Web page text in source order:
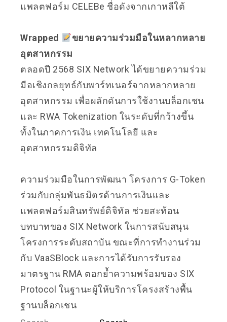
แพลตฟอร์ม CELEBe ชื่อดังจากเกาหลีใต้
Wrapped
ขยายความร่วมมือในหลากหลาย
อุตสาหกรรม
ตลอดปี 2568 SIX Network ได้ขยายความร่วม
มือเชิงกลยุทธ์กับพาร์ทเนอร์จากหลากหลาย
อุตสาหกรรม เพื่อผลักดันการใช้งานบล็อกเชน
และ RWA Tokenization ในระดับที่กว้างขึ้น
ทั้งในภาคการเงิน เทคโนโลยี และ
อุตสาหกรรมดิจิทัล
ความร่วมมือในการพัฒนา โครงการ G-Token
ร่วมกับกลุ่มพันธมิตรด้านการเงินและ
แพลตฟอร์มสินทรัพย์ดิจิทัล ช่วยสะท้อน
บทบาทของ SIX Network ในการสนับสนุน
โครงการระดับสถาบัน ขณะที่การทำงานร่วม
กับ VaaSBlock และการได้รับการรับรอง
มาตรฐาน RMA ตอกย้ำความพร้อมของ SIX
Protocol ในฐานะผู้ให้บริการโครงสร้างพื้น
ฐานบล็อกเชน